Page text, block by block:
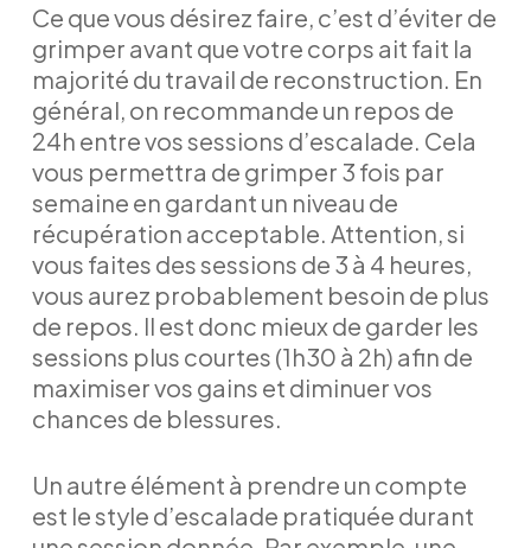
Ce que vous désirez faire, c’est d’éviter de
grimper avant que votre corps ait fait la
majorité du travail de reconstruction. En
général, on recommande un repos de
24h entre vos sessions d’escalade. Cela
vous permettra de grimper 3 fois par
semaine en gardant un niveau de
récupération acceptable. Attention, si
vous faites des sessions de 3 à 4 heures,
vous aurez probablement besoin de plus
de repos. Il est donc mieux de garder les
sessions plus courtes (1h30 à 2h) afin de
maximiser vos gains et diminuer vos
chances de blessures.
Un autre élément à prendre un compte
est le style d’escalade pratiquée durant